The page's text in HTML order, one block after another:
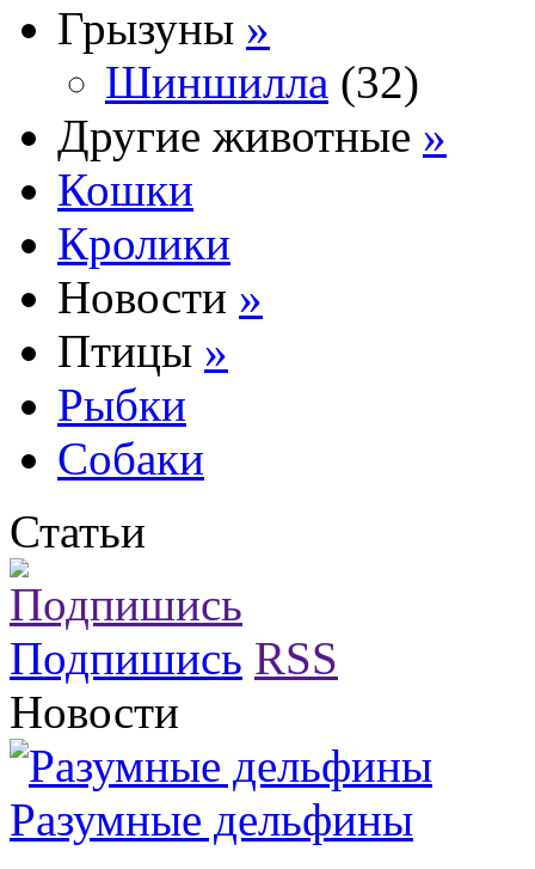
Грызуны »
Шиншилла (32)
Другие животные »
Кошки
Кролики
Новости »
Птицы »
Рыбки
Собаки
Статьи
Подпишись RSS
Новости
Разумные дельфины